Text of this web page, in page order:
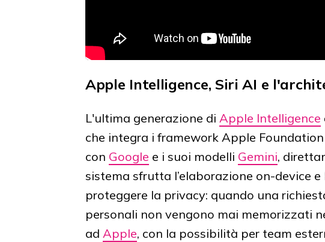
Apple Intelligence, Siri AI e
L'ultima generazione di Apple Intelligence
che integra i framework Apple
con Google e i suoi modelli Gemini,
sistema sfrutta l’elaborazione on-device
proteggere la privacy: quando una
personali non vengono mai memorizzati
ad Apple, con la possibilità per team